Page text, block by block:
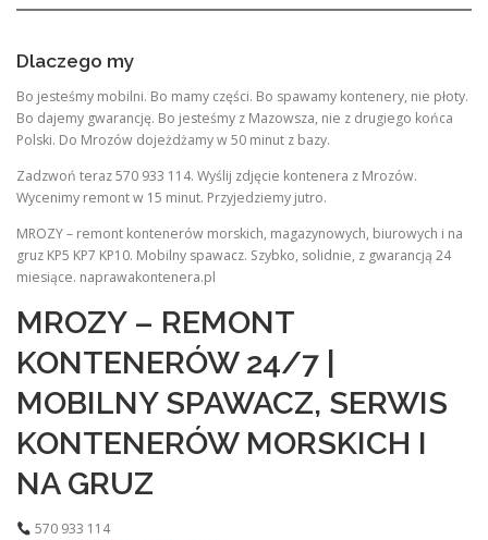
Dlaczego my
Bo jesteśmy mobilni. Bo mamy części. Bo spawamy kontenery, nie płoty.
Bo dajemy gwarancję. Bo jesteśmy z Mazowsza, nie z drugiego końca
Polski. Do Mrozów dojeżdżamy w 50 minut z bazy.
Zadzwoń teraz 570 933 114. Wyślij zdjęcie kontenera z Mrozów.
Wycenimy remont w 15 minut. Przyjedziemy jutro.
MROZY – remont kontenerów morskich, magazynowych, biurowych i na
gruz KP5 KP7 KP10. Mobilny spawacz. Szybko, solidnie, z gwarancją 24
miesiące. naprawakontenera.pl
MROZY – REMONT
KONTENERÓW 24/7 |
MOBILNY SPAWACZ, SERWIS
KONTENERÓW MORSKICH I
NA GRUZ
570 933 114